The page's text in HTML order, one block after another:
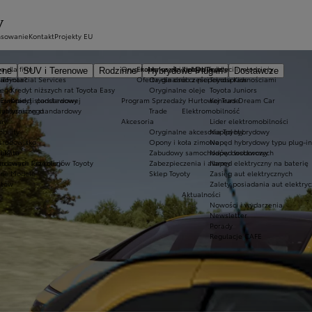
SUV i Terenowe Rodzinne Hybrydowe Plug-in
Dostawcze
Ekobonus dla hybryd Toyoty
Oferta dla osób z niepełnosprawnościami
podstawowej
awarii lub kolizji
Oryginalne części i oleje Toyoty
Oryginalne części
Oryginalne oleje
Program Sprzedaży Hurtowej Trade
Trade
Akcesoria
Oryginalne akcesoria Toyoty
Opony i koła zimowe
Zabudowy samochodów dostawczych
Zabezpieczenia i alarmy
Sklep Toyoty
Przebiegów Toyoty
Modele
Kluby dla dzieci i młodzieży
Toyota Kids
Toyota Juniors
Konkurs Dream Car
Elektromobilność
Lider elektromobilności
Napęd hybrydowy
Napęd hybrydowy typu plug-in
Napęd wodorowy
Napęd elektryczny na baterię
Zasięg aut elektrycznych
Zalety posiadania aut
Aktualności
Nowości i wydarzenia
Newsletter
Porady
Regulacje CAFE
dla firm
Financial Services
Kredyt niższych rat Toyota Easy
Kredyt standardowy
Leasing standardowy
KontaktProjekty EU